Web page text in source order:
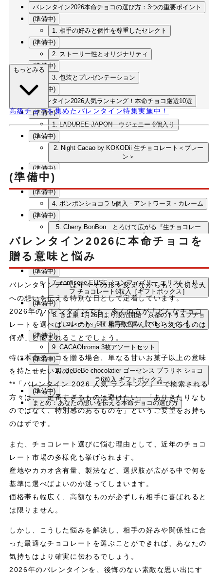
バレンタイン2026本命チョコの選び方：3つの重要ポイント
(準備中)
1. 相手の好みと個性を尊重したセレクト
(準備中)
2. ストーリー性とオリジナリティ
(準備中)
3. 包装とプレゼンテーション
(準備中)
バレンタイン2026人気ランキング！本命チョコ厳選10選
(準備中)
1. LADUREE JAPON ウジェニー 6個入り
(準備中)
2. Night Cacao by KOKODii 生チョコレート＜プレー
ン＞
(準備中)
3. le fleuve ≪ICA2022-2024受賞4種≫ ボタニー10
(準備中)
4. ボンボンショコラ 5個入 - アントワーヌ・カレーム
(準備中)
5. Cherry BonBon とろけて広がる『生チョコレー
ト・オーガニックプレーン』
(準備中)
6. siro 大地のしずく ６個入り
(準備中)
7. confiserie ELISE（コンフィズリー エリス）トリュ
フ チョコレート6粒入［ギフトボックス］
(準備中)
8. きよ泉 1月26日より販売開始「京都のトリュフチョ
コレート」6粒 風呂敷包み 【バレンタイン】
(準備中)
9. CACAObroma 3枚アソートセット
(準備中)
10. BeBeBe chocolatier ゴーセンス プラリネ ショコ
ラ6粒入 ギフトボックス
(準備中)
まとめ：あなたの想いを伝える本命チョコの選び方
もっとみる
高級チョコを集めたバレンタイン特集実施中！
(準備中)
バレンタイン2026に本命チョコを
贈る意味と悩み
バレンタインデーは年々その形を変えながらも、大切な人
への想いを伝える特別な日として定着しています。
2026年のバレンタインでも、多くの方が「どんなチョコ
レートを選べばいいのか」「相手に喜んでもらえるものは
何か」と悩まれることでしょう。
特に本命チョコを贈る場合、単なる甘いお菓子以上の意味
を持たせたいもの。
**「バレンタイン 2026 人気 ランキング」**で検索される
方々は、「定番すぎるものは避けたい」「ありきたりなも
のではなく、特別感のあるものを」というご要望をお持ち
のはずです。
また、チョコレート選びに悩む理由として、近年のチョコ
レート市場の多様化も挙げられます。
産地やカカオ含有量、製法など、選択肢が広がる中で何を
基準に選べばよいのか迷ってしまいます。
価格帯も幅広く、高額なものが必ずしも相手に喜ばれると
は限りません。
しかし、こうした悩みを解決し、相手の好みや関係性に合
った最適なチョコレートを選ぶことができれば、あなたの
気持ちはより確実に伝わるでしょう。
2026年のバレンタインを、後悔のない素敵な思い出にす